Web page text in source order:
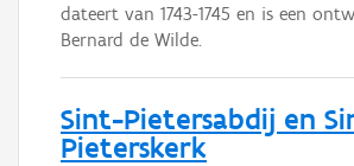
dateert van 1743-1745 en is een
Bernard de Wilde.
Sint-Pietersabdij en
Pieterskerk